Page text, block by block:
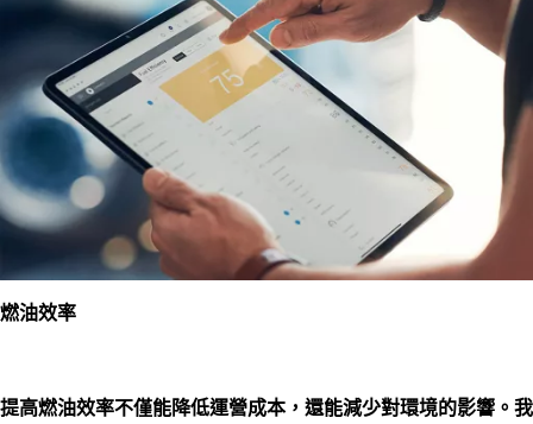
燃油效率
提高燃油效率不僅能降低運營成本，還能減少對環境的影響。我